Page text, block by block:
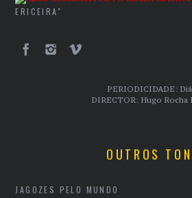
ERICEIRA"
PERIODICIDADE:
DIRECTOR: Hugo Rocha
OUTROS
JAGOZES PELO MUNDO